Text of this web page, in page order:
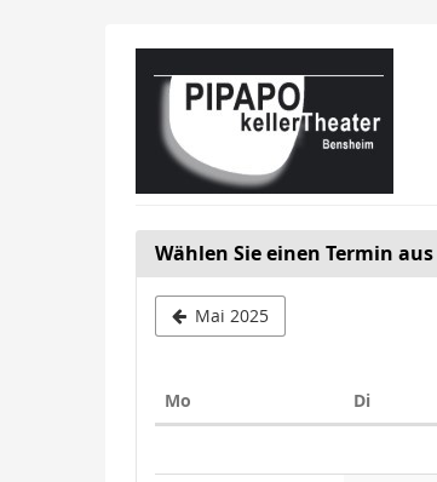
Wählen Sie einen Termin aus
Mai 2025
Mo DiDienstag